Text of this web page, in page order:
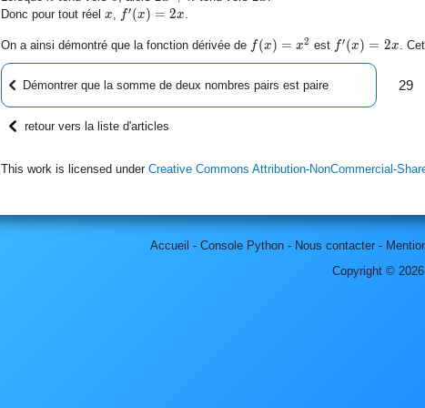
h^2}{h}
\to 0} 2x+h =
2x
Donc pour tout réelx
x, f'(x)
f′(x) = 2x.
On a ainsi démontré que la fonction dérivée de f(x)
=x^2
f(x) = x2 est f'(x)
=2x
f′(x) = 2x.
Démontrer que la somme de deux nombres pairs est paire 29
retour vers la liste d'articles
This work is licensed underCreative Commons Attribution-NonCommercial-
Accueil - Console Python- Nous contacter-
Copyright ©